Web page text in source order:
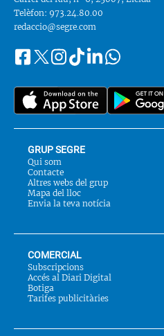
Telèfon: 973.24.80.00
redaccio@segre.com
Segueix-
a::
FacebookInstagram
TiktokLinkedinWhatsapp
GRUP SEGRE
Qui som
Contacte
Altres webs del grup
Mapa del lloc
Envia la teva notícia
COMERCIAL
Subscripcions
Accés al Diari Digital
Botiga
Tarifes publicitàries